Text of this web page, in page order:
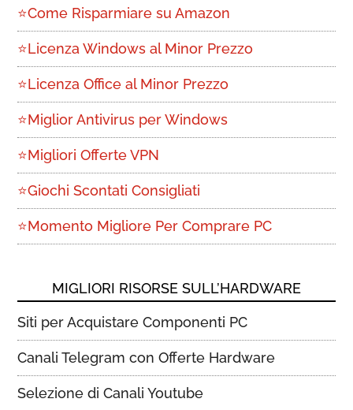
⭐Come Risparmiare su Amazon
⭐Licenza Windows al Minor Prezzo
⭐Licenza Office al Minor Prezzo
⭐Miglior Antivirus per Windows
⭐Migliori Offerte VPN
⭐Giochi Scontati Consigliati
⭐Momento Migliore Per Comprare PC
MIGLIORI RISORSE SULL’HARDWARE
Siti per Acquistare Componenti PC
Canali Telegram con Offerte Hardware
Selezione di Canali Youtube